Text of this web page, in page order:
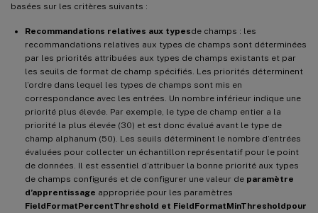
basées sur les critères suivants :
Recommandations relatives aux typesde champs : les
recommandations relatives aux types de champs sont déterminées
par les priorités attribuées aux types de champs existants et par
les seuils de format de champ spécifiés. Les priorités déterminent
l’ordre dans lequel les types de champs sont mis en
correspondance avec les entrées. Un nombre inférieur indique une
priorité plus élevée. Par exemple, le type de champ entier a la
priorité la plus élevée (30) et est donc évalué avant le type de
champ alphanum (50). Les seuils déterminent le nombre d’entrées
évaluées pour collecter un échantillon représentatif pour le point
de données. Il est essentiel d’attribuer la bonne priorité aux types
de champs configurés et de configurer une valeur de paramètre
d’apprentissage appropriée pour les paramètres
FieldFormatPercentThreshold et FieldFormatMinThresholdpour